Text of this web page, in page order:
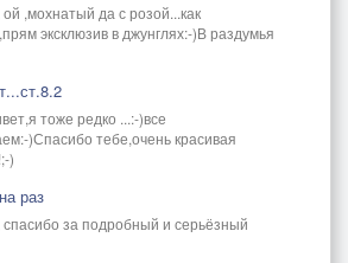
,мохнатый да с розой...как
эксклюзив в джунглях:-)В раздумья
тоже редко ...:-)все
)Спасибо тебе,очень красивая
)
раз
за подробный и серьёзный